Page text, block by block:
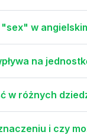
w
na
w różnych
i czy